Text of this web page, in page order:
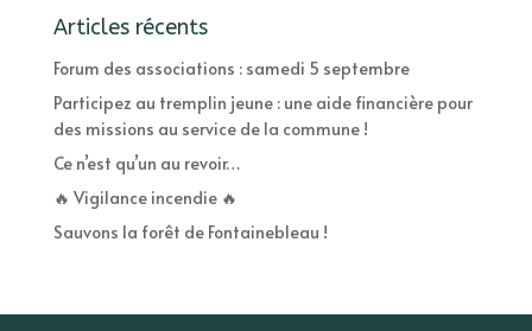
Articles récents
Forum des associations : samedi 5 septembre
Participez au tremplin jeune : une aide financière pour
des missions au service de la commune !
Ce n’est qu’un au revoir…
🔥 Vigilance incendie 🔥
Sauvons la forêt de Fontainebleau !